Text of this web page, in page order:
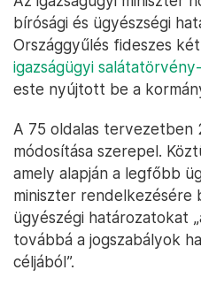
bírósági és ügyészségi
Országgyűlés fideszes
igazságügyi
este nyújtott be a
A 75 oldalas tervezetben
módosítása szerepel.
amely alapján a legfőbb
miniszter rendelkezésére
ügyészégi határozatokat
továbbá a jogszabályok
céljából”.